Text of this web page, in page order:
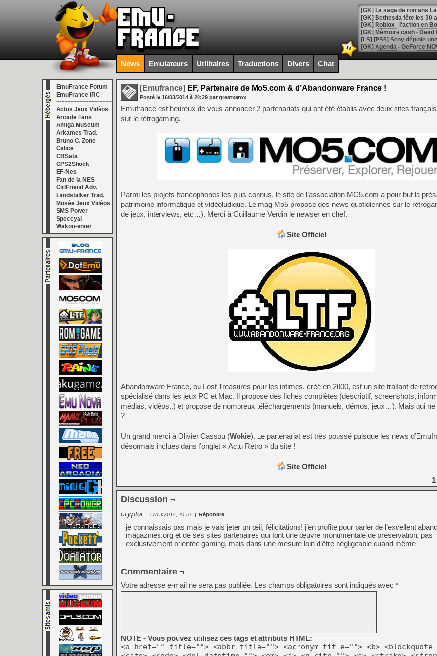
[GK] Bethesda fête les 30
[GK] Roblox : l'action en
[GK] Agenda - GeForce
[GK] Devolver Digital en a
[LS] [PS5] ps5-y2jb-
[GK] Pourquoi Marvel
[GK] Test : Restory : Chill
[GK] GTA 6 : Rockstar
[GK] Hot Wheels Infinite
[GK] Mémoire cash -
[GK] Résultats Nintendo :
[GK] Déjà des
[GK] Minecraft et ses «
[GK] Beast of
[GK] Ubisoft : fin de partie
[GK] Mémoire cash -
[GK] Dan Houser (GTA)
[GK] Comment EA Sports
[GK] Crimson Moon : un
[GK] Isle of Reveries : le
[GK] Moonlighter 2 : The
[GK] Capcom relance
[GK] Le beat'em up The
[GK] Endless Legend 2 :
[LS] [PS5] Le WebKit
[GK] Oubliez Crazy Taxi,
[LS] [Switch] NSZ 5.0.0
News Emulateurs Utilitaires Traductions Divers Chat
EmuFrance Forum
EmuFrance IRC
===================
Actus Jeux Vidéos
Arcade Fans
Amiga Museum
Arkames Trad.
Bruno C. Zone
Calice
CBSata
CPS2Shock
EF-Nes
Fan de la NES
GirlFriend Adv.
Landstalker Trad.
Musée Jeux Vidéos
SMS Power
Speccyal
Wakoo-enter
[Emufrance] EF, Partenaire de Mo5.com & d’Abandonware France !
Posté le 16/03/2014 à 20:29 par greatxerox
Emufrance est heureux de vous annoncer 2 partenariats qui ont été établis avec deux sites
sur le rétrogaming.
Parmi les projets francophones les plus connus, le site de l’association MO5.com a pour but la
patrimoine informatique et vidéoludique. Le mag Mo5 propose des news quotidiennes sur le
de jeux, interviews, etc…). Merci à Guillaume Verdin le newser en chef.
Site Officiel
Abandonware France, ou Lost Treasures pour les intimes, créé en 2000, est un site traitant de
spécialisé dans les jeux PC et Mac. Il propose des fiches complètes (descriptif, screenshots,
médias, vidéos..) et propose de nombreux téléchargements (manuels, démos, jeux…). Mais qui ne
?
Un grand merci à Olivier Cassou (Wokie). Le partenariat est très poussé puisque les news
désormais inclues dans l’onglet « Actu Retro » du site !
Site Officiel
1
Discussion ¬
cryptor 17/03/2014, 20:37 | Répondre
je connaissais pas mais je vais jeter un œil, félicitations! j’en profite pour parler de l’excellent
magazines.org et de ses sites partenaires qui font une œuvre monumentale de préservation, pas
exclusivement orientée gaming, mais dans une mesure loin d’être négligeable quand même
Commentaire ¬
Votre adresse e-mail ne sera pas publiée. Les champs obligatoires sont indiqués avec *
NOTE - Vous pouvez utilisez ces tags et attributs HTML:
<a href="" title=""> <abbr title=""> <acronym title=""> <b> <blockquote